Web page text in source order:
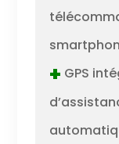
+ GPS